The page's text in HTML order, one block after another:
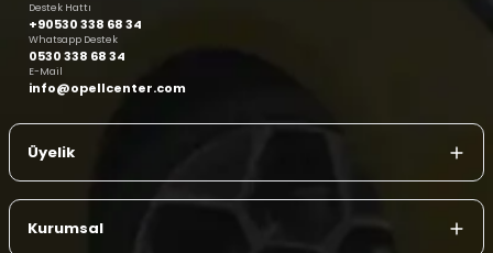
Destek Hattı
+90530 338 68 34
Whatsapp Destek
0530 338 68 34
E-Mail
info@opellcenter.com
Üyelik
Kurumsal